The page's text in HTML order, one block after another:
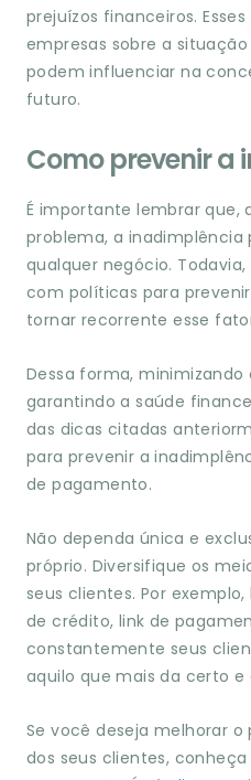
prejuízos financeiros.
empresas sobre a
podem influenciar na
futuro.
Como prevenir a
É importante lembrar que,
problema, a
qualquer negócio.
com políticas para
tornar recorrente esse
Dessa forma,
garantindo a saúde
das dicas citadas
para prevenir a
de pagamento.
Não dependa única e
próprio. Diversifique os
seus clientes. Por
de crédito, link de
constantemente seus
aquilo que mais da certo e
Se você deseja melhorar
dos seus clientes,